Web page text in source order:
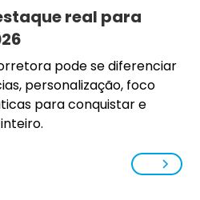
real para
pode se diferenciar
personalização, foco
para conquistar e